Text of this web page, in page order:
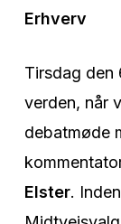
Erhverv
Tirsdag den
verden, når
debatmøde
Elster.